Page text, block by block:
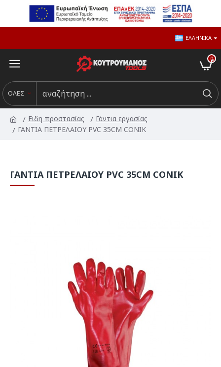
ΕΛΛΗΝΙΚΆ
0
ΟΛΕΣ
Ειδη προστασίας
Γάντια εργασίας
ΓΑΝΤΙΑ ΠΕΤΡΕΛΑΙΟΥ PVC 35CM CONIK
ΓΑΝΤΙΑ ΠΕΤΡΕΛΑΙΟΥ PVC 35CM CONIK